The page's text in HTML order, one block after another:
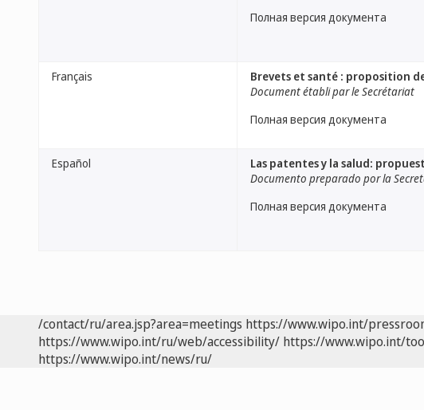
Полная версия документа
Français
Brevets et santé : proposition
Document établi par le Secrétariat
Полная версия документа
Español
Las patentes y la salud:
Documento preparado por la
Полная версия документа
/contact/ru/area.jsp?area=meetings https://www.wipo.int/
https://www.wipo.int/ru/web/accessibility/ https://www.wipo.int/
https://www.wipo.int/news/ru/